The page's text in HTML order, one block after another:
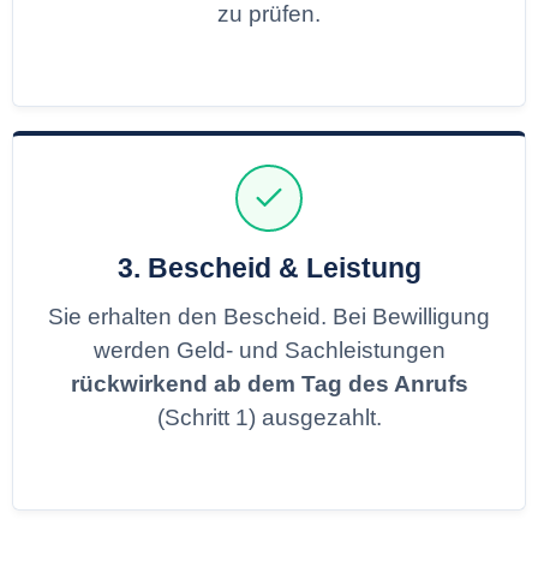
zu prüfen.
3. Bescheid & Leistung
Sie erhalten den Bescheid. Bei Bewilligung
werden Geld- und Sachleistungen
rückwirkend ab dem Tag des Anrufs
(Schritt 1) ausgezahlt.